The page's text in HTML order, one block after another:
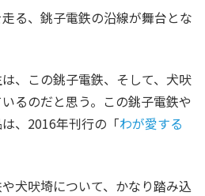
る、銚子電鉄の沿線が舞台とな
、この銚子電鉄、そして、犬吠
るのだと思う。この銚子電鉄や
、2016年刊行の「わが愛する
犬吠埼について、かなり踏み込